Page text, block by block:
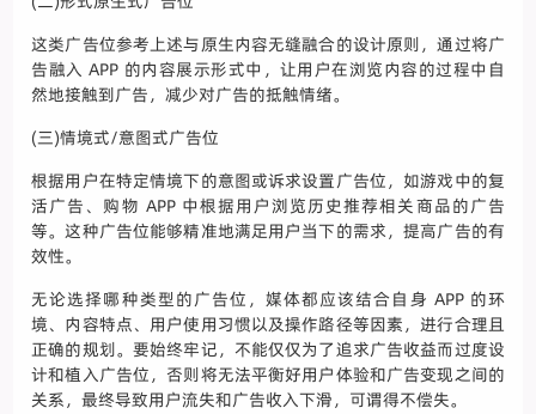
这类广告位参考上述与原生内容无缝融合的设计原则，通过将广
告融入 APP 的内容展示形式中，让用户在浏览内容的过程中自
然地接触到广告，减少对广告的抵触情绪。
(三)情境式/意图式广告位
根据用户在特定情境下的意图或诉求设置广告位，如游戏中的复
活广告、购物 APP 中根据用户浏览历史推荐相关商品的广告
等。这种广告位能够精准地满足用户当下的需求，提高广告的有
效性。
无论选择哪种类型的广告位，媒体都应该结合自身 APP 的环
境、内容特点、用户使用习惯以及操作路径等因素，进行合理且
正确的规划。要始终牢记，不能仅仅为了追求广告收益而过度设
计和植入广告位，否则将无法平衡好用户体验和广告变现之间的
关系，最终导致用户流失和广告收入下滑，可谓得不偿失。